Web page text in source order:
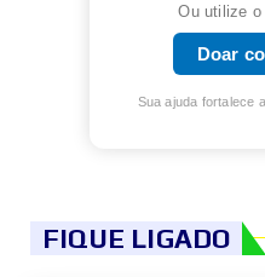
Ou utilize o
Doar
Sua ajuda fortalece
FIQUE LIGADO